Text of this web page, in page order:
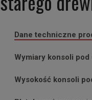
Dane techniczne
Wymiary konsoli pod
Wysokość konsoli